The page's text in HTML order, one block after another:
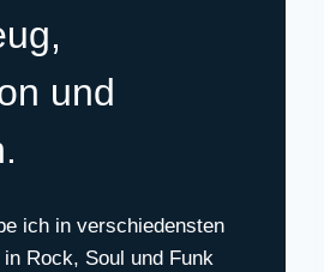
und
ich in verschiedensten
in Rock, Soul und Funk